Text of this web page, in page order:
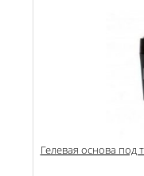
Гелевая основа под